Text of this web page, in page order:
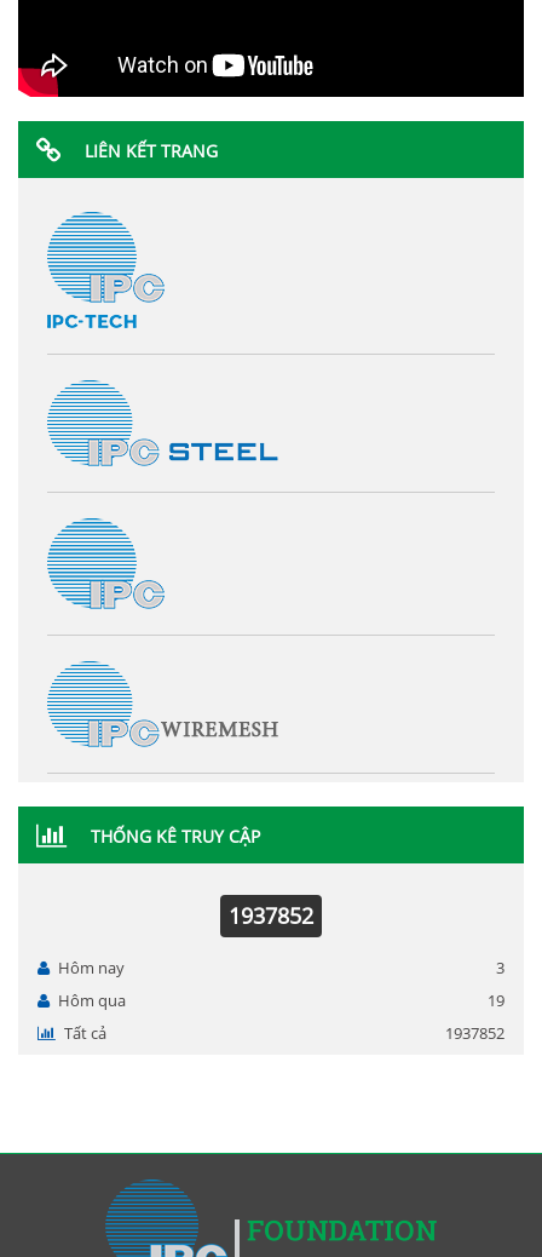
LIÊN KẾT TRANG
THỐNG KÊ TRUY CẬP
1937852
Hôm nay
3
Hôm qua
19
Tất cả
1937852